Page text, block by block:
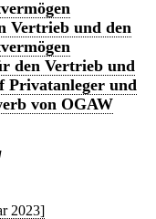
Vertrieb und den
den Vertrieb und
Privatanleger und
von OGAW
2023]